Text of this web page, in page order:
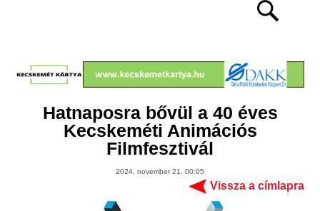
Hatnaposra bővül a 40 éves
Kecskeméti Animációs
Filmfesztivál
2024. november 21. 00:05
Vissza a címlapra